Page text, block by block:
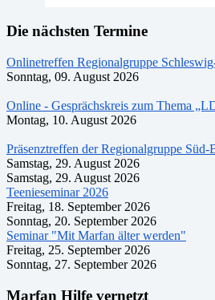
Die nächsten Termine
Onlinetreffen Regionalgruppe
Sonntag, 09. August 2026
Online - Gesprächskreis zum Thema
Montag, 10. August 2026
Präsenztreffen der Regionalgruppe Süd-
Samstag, 29. August 2026
Samstag, 29. August 2026
Teenieseminar 2026
Freitag, 18. September 2026
Sonntag, 20. September 2026
Seminar "Mit Marfan älter werden"
Freitag, 25. September 2026
Sonntag, 27. September 2026
Marfan Hilfe vernetzt